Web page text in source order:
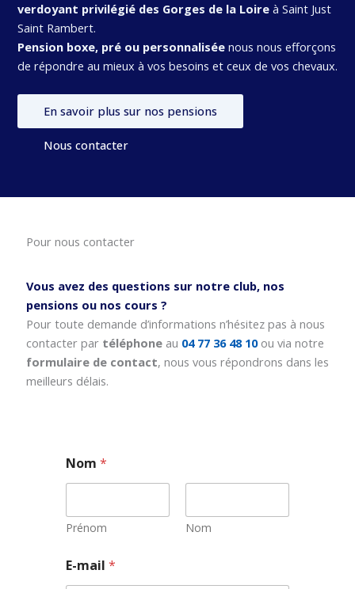
verdoyant privilégié des Gorges de la Loireà Saint Just
Saint Rambert.
Pension boxe, pré ou personnaliséenous nous efforçons
de répondre au mieux à vos besoins et ceux de vos chevaux.
En savoir plus sur nos pensions
Nous contacter
Pour nous contacter
Vous avez des questions sur notre club, nos
pensions ou nos cours ?
Pour toute demande d’informations n’hésitez pas à nous
contacter par téléphoneau 04 77 36 48 10 ou via notre
formulaire de contact, nous vous répondrons dans les
meilleurs délais.
Nom*
Prénom Nom
o
m
E-mail*